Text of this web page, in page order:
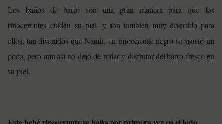
Los baños de barro son una gran manera para que los
rinocerontes cuiden su piel, y son también muy divertido para
ellos, tan divertidos que Nandi, un rinoceronte negro se asustó un
poco, pero aún así no dejó de rodar y disfrutar del barro fresco en
su piel.